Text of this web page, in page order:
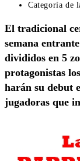
Categoría de
El tradicional
semana
divididos en 5
protagonistas
harán su debut
jugadoras que